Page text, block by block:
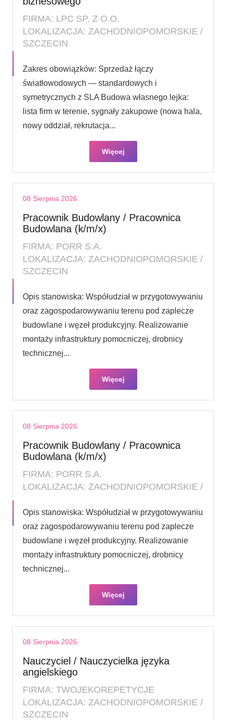
FIRMA: LPC SP. Z O.O.
LOKALIZACJA: ZACHODNIOPOMORSKIE /
SZCZECIN
Zakres obowiązków: Sprzedaż łączy
światłowodowych — standardowych i
symetrycznych z SLA Budowa własnego lejka:
lista firm w terenie, sygnały zakupowe (nowa hala,
nowy oddział, rekrutacja...
Więcej
08 Sierpnia 2026
Pracownik Budowlany / Pracownica
Budowlana (k/m/x)
FIRMA: PORR S.A.
LOKALIZACJA: ZACHODNIOPOMORSKIE /
SZCZECIN
Opis stanowiska: Współudział w przygotowywaniu
oraz zagospodarowywaniu terenu pod zaplecze
budowlane i węzeł produkcyjny. Realizowanie
montaży infrastruktury pomocniczej, drobnicy
technicznej...
Więcej
08 Sierpnia 2026
Pracownik Budowlany / Pracownica
Budowlana (k/m/x)
FIRMA: PORR S.A.
LOKALIZACJA: ZACHODNIOPOMORSKIE /
Opis stanowiska: Współudział w przygotowywaniu
oraz zagospodarowywaniu terenu pod zaplecze
budowlane i węzeł produkcyjny. Realizowanie
montaży infrastruktury pomocniczej, drobnicy
technicznej...
Więcej
08 Sierpnia 2026
Nauczyciel / Nauczycielka języka
angielskiego
FIRMA: TWOJEKOREPETYCJE
LOKALIZACJA: ZACHODNIOPOMORSKIE /
SZCZECIN